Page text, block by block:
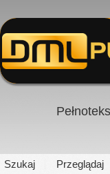
Szukaj Przeglądaj